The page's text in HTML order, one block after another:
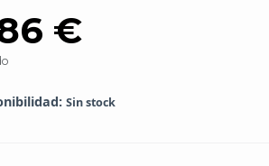
€
Sin stock